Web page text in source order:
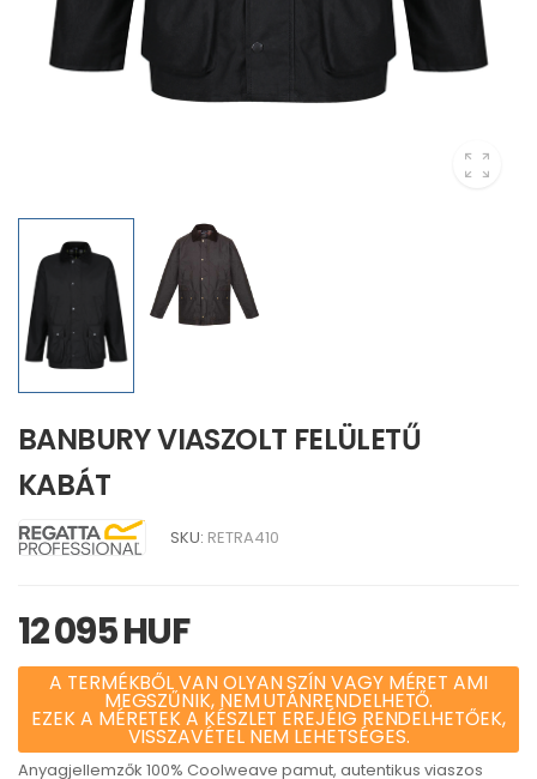
BANBURY VIASZOLT FELÜLETŰ
KABÁT
SKU: RETRA410
12 095 HUF
A TERMÉKBŐL VAN OLYAN SZÍN VAGY MÉRET AMI
MEGSZŰNIK, NEM UTÁNRENDELHETŐ.
EZEK A MÉRETEK A KÉSZLET EREJÉIG RENDELHETŐEK,
VISSZAVÉTEL NEM LEHETSÉGES.
Anyagjellemzők 100% Coolweave pamut, autentikus viaszos